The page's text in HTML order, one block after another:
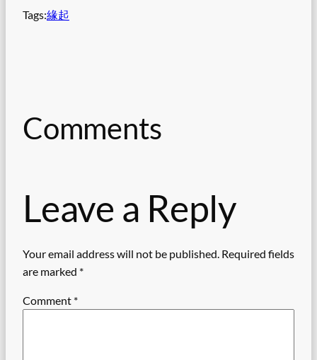
Tags:緣起
Comments
Leave a Reply
Your email address will not be published. Required fields
are marked *
Comment *